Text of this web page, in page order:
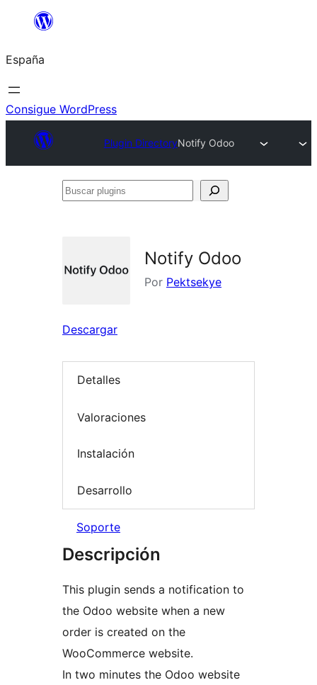
Saltar
contenido
España
Consigue WordPress
Plugin DirectoryNotify Odoo
Buscar
Notify Odoo
Por Pektsekye
Descargar
Detalles
Valoraciones
Instalación
Desarrollo
Soporte
Descripción
This plugin sends a notification to
the Odoo website when a new
order is created on the
WooCommerce website.
In two minutes the Odoo website